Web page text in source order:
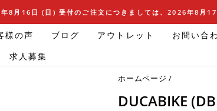
月16日 (日) 受付のご注文につきましては、2026年8月
様の声 ブログ アウトレット
お問い合
求人募集
ホームページ /
DUCABIKE